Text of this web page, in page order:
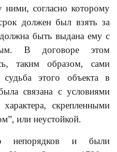
согласно которому
должен был взять за
должна быть выдана ему с
В договоре этом
таким образом, сами
этого объекта в
связана с условиями
скрепленными
или неустойкой.
непорядков и были